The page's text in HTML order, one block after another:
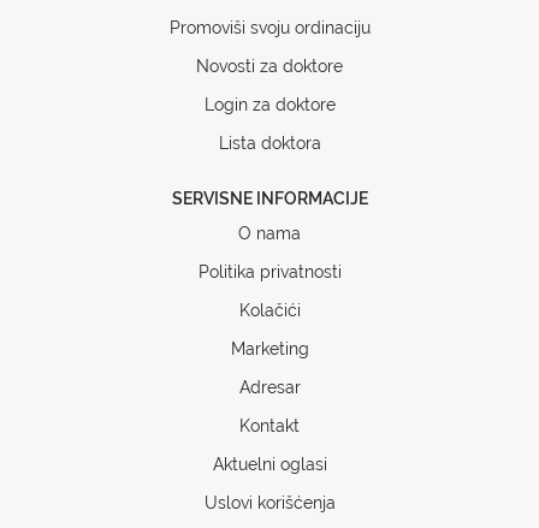
Promoviši svoju ordinaciju
Novosti za doktore
Login za doktore
Lista doktora
SERVISNE INFORMACIJE
O nama
Politika privatnosti
Kolačići
Marketing
Adresar
Kontakt
Aktuelni oglasi
Uslovi korišćenja